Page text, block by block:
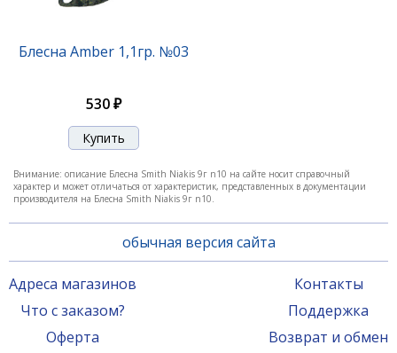
Блесна Smith Niakis 12,0гр. №23
Блесна Amber 1,1гр. №03
530 ₽
Внимание: описание Блесна Smith Niakis 9г n10 на сайте носит справочный
характер и может отличаться от характеристик, представленных в документации
производителя на Блесна Smith Niakis 9г n10.
обычная версия сайта
Адреса магазинов
Что с заказом?
Оферта
Контакты
Поддержка
Возврат и обмен